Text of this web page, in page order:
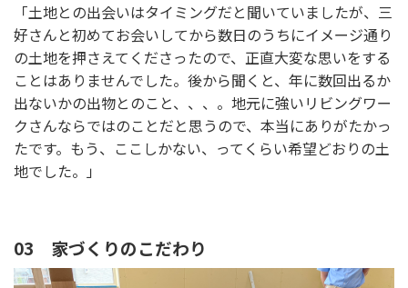
「土地との出会いはタイミングだと聞いていましたが、三
好さんと初めてお会いしてから数日のうちにイメージ通り
の土地を押さえてくださったので、正直大変な思いをする
ことはありませんでした。後から聞くと、年に数回出るか
出ないかの出物とのこと、、、。地元に強いリビングワー
クさんならではのことだと思うので、本当にありがたかっ
たです。もう、ここしかない、ってくらい希望どおりの土
地でした。」
03 家づくりのこだわり